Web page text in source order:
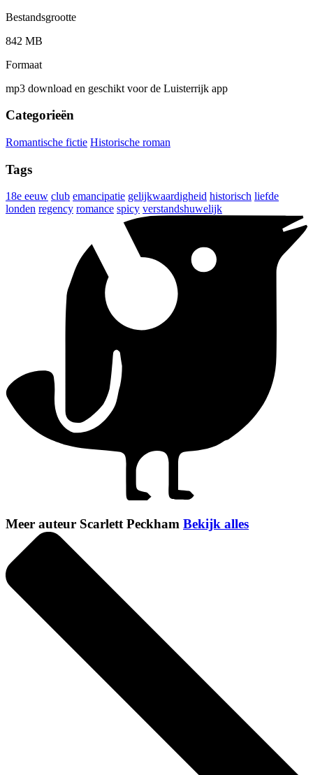
Bestandsgrootte
842 MB
Formaat
mp3 download en geschikt voor de Luisterrijk app
Categorieën
Romantische fictie Historische roman
Tags
18e eeuw club emancipatie gelijkwaardigheid historisch liefde
londen regency romance spicy verstandshuwelijk
Meer auteur Scarlett Peckham Bekijk alles